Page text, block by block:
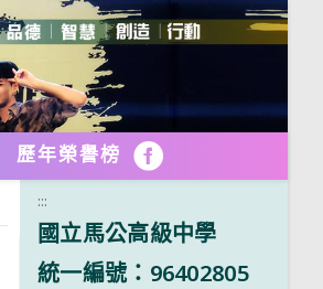
歷年榮譽榜 FB
:::
國立馬公高級中學
統一編號：96402805